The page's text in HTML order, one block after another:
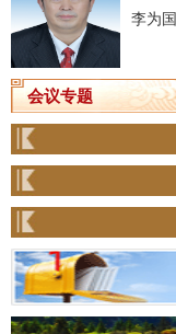
李为国
会议专题